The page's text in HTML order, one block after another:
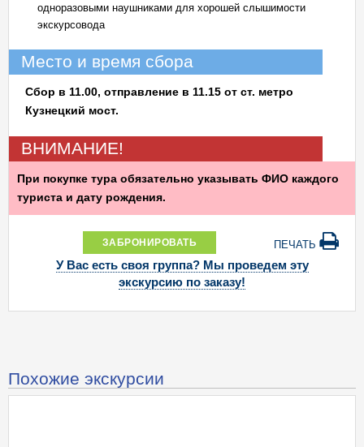
одноразовыми наушниками для хорошей слышимости
экскурсовода
Место и время сбора
Сбор в 11.00, отправление в 11.15 от ст. метро
Кузнецкий мост.
ВНИМАНИЕ!
При покупке тура обязательно указывать ФИО каждого
туриста и дату рождения.
ЗАБРОНИРОВАТЬ ПЕЧАТЬ
У Вас есть своя группа? Мы проведем эту
экскурсию по заказу!
Похожие экскурсии